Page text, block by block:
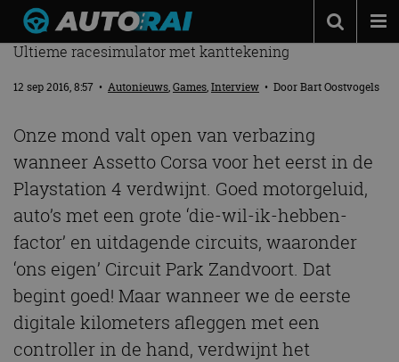
Autonieuws
Podcast
Autotests
Automerken
Adverteren
MotorRAI.nl
ASSETTO CORSA – GAMEREVIEW
Ultieme racesimulator met kanttekening
12 sep 2016, 8:57 • Autonieuws,Games,Interview • DoorBart Oostvogels
Onze mond valt open van verbazing
wanneer Assetto Corsa voor het eerst in de
Playstation 4 verdwijnt. Goed motorgeluid,
auto’s met een grote ‘die-wil-ik-hebben-
factor’ en uitdagende circuits, waaronder
‘ons eigen’ Circuit Park Zandvoort. Dat
begint goed! Maar wanneer we de eerste
digitale kilometers afleggen met een
controller in de hand, verdwijnt het